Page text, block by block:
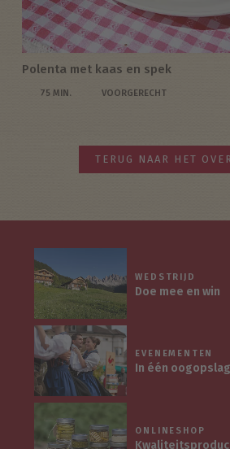
Polenta met kaas en spek
75 MIN. VOORGERECHT
TERUG NAAR HET
WEDSTRIJD
Doe mee en win
EVENEMENTEN
In één oogopslag
ONLINESHOP